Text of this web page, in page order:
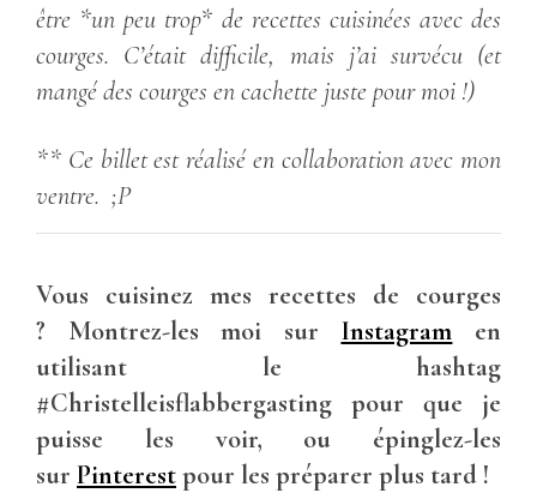
être *un peu trop* de recettes cuisinées avec des
courges. C’était difficile, mais j’ai survécu (et
mangé des courges en cachette juste pour moi !)
** Ce billet est réalisé en collaboration avec mon
ventre. ;P
Vous cuisinez mes recettes de courges
? Montrez-les moi sur Instagram en
utilisant le hashtag
#Christelleisflabbergasting pour que je
puisse les voir, ou épinglez-les
sur Pinterestpour les préparer plus tard !